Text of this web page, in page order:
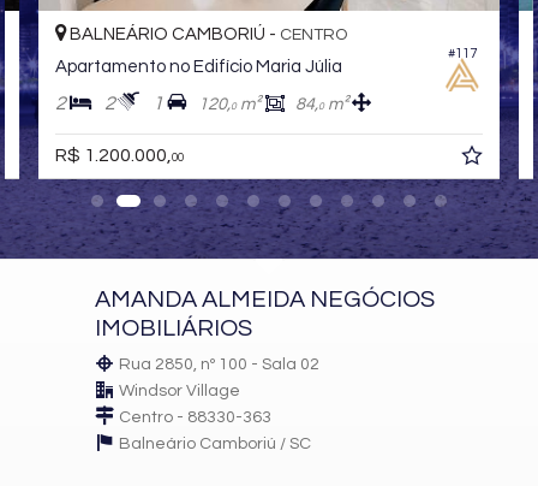
#117
BALNEÁRIO CAMBORIÚ - CENTRO
Apartamento no Edifício Maria Júlia
2 2 1 120,0m² 84,0m²
R$ 1.200.000,00
AMANDA ALMEIDA NEGÓCIOS
IMOBILIÁRIOS
Rua 2850, nº 100 - Sala 02
Windsor Village
Centro - 88330-363
Balneário Camboriú / SC